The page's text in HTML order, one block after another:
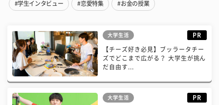
#学生インタビュー #恋愛特集 #お金の授業
大学生活 PR
【チーズ好き必見】ブッラータチー
ズでどこまで広がる？ 大学生が挑ん
だ自由す...
大学生活 PR